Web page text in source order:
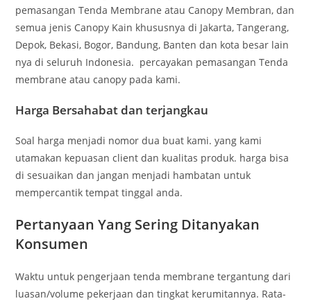
pemasangan Tenda Membrane atau Canopy Membran, dan
semua jenis Canopy Kain khususnya di Jakarta, Tangerang,
Depok, Bekasi, Bogor, Bandung, Banten dan kota besar lain
nya di seluruh Indonesia. percayakan pemasangan Tenda
membrane atau canopy pada kami.
Harga Bersahabat dan terjangkau
Soal harga menjadi nomor dua buat kami. yang kami
utamakan kepuasan client dan kualitas produk. harga bisa
di sesuaikan dan jangan menjadi hambatan untuk
mempercantik tempat tinggal anda.
Pertanyaan Yang Sering Ditanyakan
Konsumen
Waktu untuk pengerjaan tenda membrane tergantung dari
luasan/volume pekerjaan dan tingkat kerumitannya. Rata-